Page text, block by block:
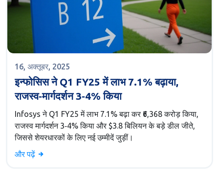
16, अक्तूबर, 2025
इन्फोसिस ने Q1 FY25 में लाभ 7.1% बढ़ाया,
राजस्व‑मार्गदर्शन 3‑4% किया
Infosys ने Q1 FY25 में लाभ 7.1% बढ़ा कर ₹6,368 करोड़ किया,
राजस्व मार्गदर्शन 3‑4% किया और $3.8 बिलियन के बड़े डील जीते,
जिससे शेयरधारकों के लिए नई उम्मीदें जुड़ीं।
और पढ़ें